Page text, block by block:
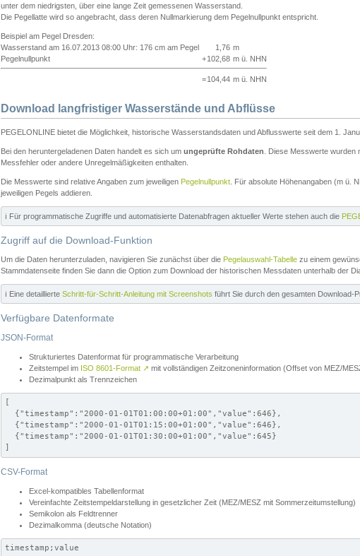
unter dem niedrigsten, über eine lange Zeit gemessenen Wasserstand.
Die Pegellatte wird so angebracht, dass deren Nullmarkierung dem Pegelnullpunkt entspricht.
Beispiel am Pegel Dresden:
Wasserstand am 16.07.2013 08:00 Uhr: 176 cm am Pegel
1,76 m
Pegelnullpunkt
+102,68 m ü. NHN
=104,44 m ü. NHN
Download langfristiger Wasserstände und Abflüsse
PEGELONLINE bietet die Möglichkeit, historische Wasserstandsdaten und Abflusswerte seit dem 1.
Bei den heruntergeladenen Daten handelt es sich um ungeprüfte Rohdaten . Diese Messwerte
Messfehler oder andere Unregelmäßigkeiten enthalten.
Die Messwerte sind relative Angaben zum jeweiligen Pegelnullpunkt . Für absolute Höhenangaben (m ü.
jeweiligen Pegels addieren.
ℹ️ Für programmatische Zugriffe und automatisierte Datenabfragen aktueller Werte stehen auch die
Zugriff auf die Download-Funktion
Um die Daten herunterzuladen, navigieren Sie zunächst über die Pegelauswahl-Tabelle zu einem
Stammdatenseite finden Sie dann die Option zum Download der historischen Messdaten unterhalb der
ℹ️ Eine detaillierte Schritt-für-Schritt-Anleitung mit Screenshots führt Sie durch den gesamten Download-
Verfügbare Datenformate
JSON-Format
Strukturiertes Datenformat für programmatische Verarbeitung
Zeitstempel im ISO 8601-Format ↗ mit vollständigen Zeitzoneninformation (Offset von MEZ/
Dezimalpunkt als Trennzeichen
[
  {"timestamp":"2000-01-01T01:00:00+01:00","value":646},
  {"timestamp":"2000-01-01T01:15:00+01:00","value":646},
  {"timestamp":"2000-01-01T01:30:00+01:00","value":645}
]
CSV-Format
Excel-kompatibles Tabellenformat
Vereinfachte Zeitstempeldarstellung in gesetzlicher Zeit (MEZ/MESZ mit Sommerzeitumstellung)
Semikolon als Feldtrenner
Dezimalkomma (deutsche Notation)
timestamp;value